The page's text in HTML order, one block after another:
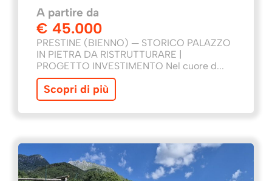
A partire da
€ 45.000
PRESTINE (BIENNO) — STORICO PALAZZO
IN PIETRA DA RISTRUTTURARE |
PROGETTO INVESTIMENTO Nel cuore d...
Scopri di più